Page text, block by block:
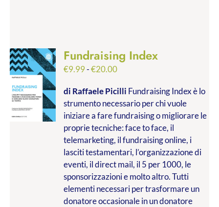
Fundraising Index
€9.99-€20.00Fascia
prezzo:
da
€9.99
a
€20.00
di Raffaele Picilli Fundraising Index è lo
strumento necessario per chi vuole
iniziare a fare fundraising o migliorare le
proprie tecniche: face to face, il
telemarketing, il fundraising online, i
lasciti testamentari, l’organizzazione di
eventi, il direct mail, il 5 per 1000, le
sponsorizzazioni e molto altro. Tutti
elementi necessari per trasformare un
donatore occasionale in un donatore